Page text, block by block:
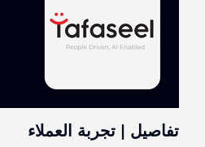
تفاصيل | تجربة العملاء